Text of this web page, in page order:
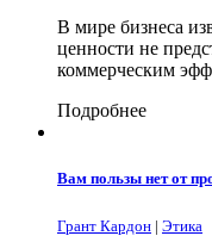
В мире бизнеса
ценности не
коммерческим
Подробнее
Вам пользы нет от
Грант Кардон | Этика